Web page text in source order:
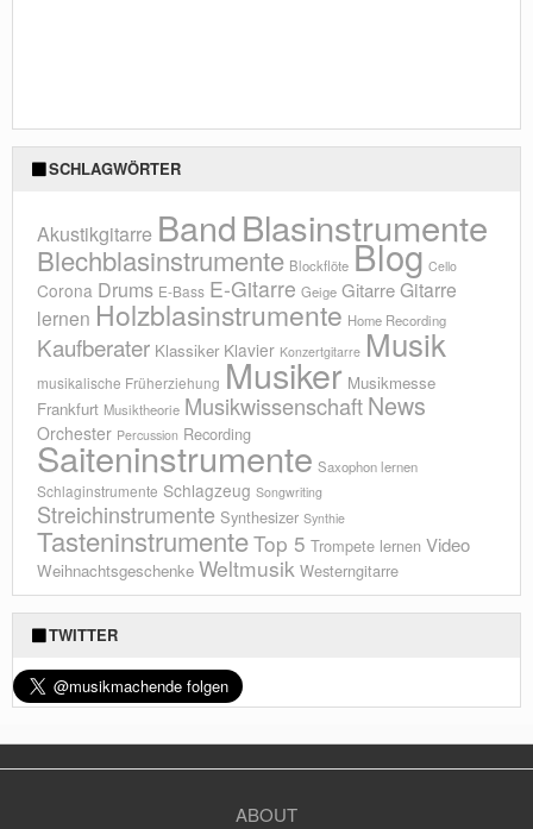
SCHLAGWÖRTER
Akustikgitarre BandBlasinstrumente
Blechblasinstrumente Blockflöte Blog Cello
Corona Drums E-Bass E-Gitarre Geige GitarreGitarre
lernen Holzblasinstrumente Home Recording
Kaufberater Klassiker Klavier Konzertgitarre Musik
musikalische Früherziehung Musiker Musikmesse
Frankfurt Musiktheorie MusikwissenschaftNews
Orchester Percussion Recording
Saiteninstrumente Saxophon lernen
Schlaginstrumente Schlagzeug Songwriting
Streichinstrumente Synthesizer Synthie
TasteninstrumenteTop 5 Trompete lernen Video
Weihnachtsgeschenke Weltmusik Westerngitarre
TWITTER
ABOUT